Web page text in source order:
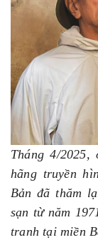
Tháng 4/
hãng truyền
Bản đã thăm
sạn từ năm
tranh tại miền